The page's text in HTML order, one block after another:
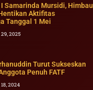
Samarinda Mursidi, Himbau
Aktifitas
Tanggal 1 Mei
2025
Turut Sukseskan
Penuh FATF
2024